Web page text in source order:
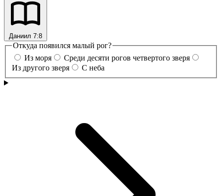
Даниил 7:8
Откуда появился малый рог?
Из моря
Среди десяти рогов четвертого зверя
Из другого зверя
С неба